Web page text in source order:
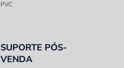
PVC
SUPORTE PÓS-
VENDA